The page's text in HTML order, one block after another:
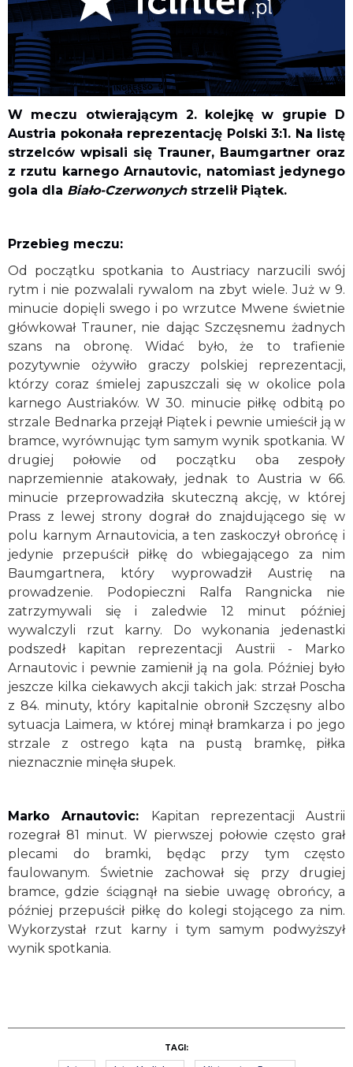
W meczu otwierającym 2. kolejkę w grupie D
Austria pokonała reprezentację Polski 3:1. Na listę
strzelców wpisali się Trauner, Baumgartner oraz
z rzutu karnego Arnautovic, natomiast jedynego
gola dla Biało-Czerwonych strzelił Piątek.
Przebieg meczu:
Od początku spotkania to Austriacy narzucili swój
rytm i nie pozwalali rywalom na zbyt wiele. Już w 9.
minucie dopięli swego i po wrzutce Mwene świetnie
główkował Trauner, nie dając Szczęsnemu żadnych
szans na obronę. Widać było, że to trafienie
pozytywnie ożywiło graczy polskiej reprezentacji,
którzy coraz śmielej zapuszczali się w okolice pola
karnego Austriaków. W 30. minucie piłkę odbitą po
strzale Bednarka przejął Piątek i pewnie umieścił ją w
bramce, wyrównując tym samym wynik spotkania. W
drugiej połowie od początku oba zespoły
naprzemiennie atakowały, jednak to Austria w 66.
minucie przeprowadziła skuteczną akcję, w której
Prass z lewej strony dograł do znajdującego się w
polu karnym Arnautovicia, a ten zaskoczył obrońcę i
jedynie przepuścił piłkę do wbiegającego za nim
Baumgartnera, który wyprowadził Austrię na
prowadzenie. Podopieczni Ralfa Rangnicka nie
zatrzymywali się i zaledwie 12 minut później
wywalczyli rzut karny. Do wykonania jedenastki
podszedł kapitan reprezentacji Austrii - Marko
Arnautovic i pewnie zamienił ją na gola. Później było
jeszcze kilka ciekawych akcji takich jak: strzał Poscha
z 84. minuty, który kapitalnie obronił Szczęsny albo
sytuacja Laimera, w której minął bramkarza i po jego
strzale z ostrego kąta na pustą bramkę, piłka
nieznacznie minęła słupek.
Marko Arnautovic: Kapitan reprezentacji Austrii
rozegrał 81 minut. W pierwszej połowie często grał
plecami do bramki, będąc przy tym często
faulowanym. Świetnie zachował się przy drugiej
bramce, gdzie ściągnął na siebie uwagę obrońcy, a
później przepuścił piłkę do kolegi stojącego za nim.
Wykorzystał rzut karny i tym samym podwyższył
wynik spotkania.
TAGI: